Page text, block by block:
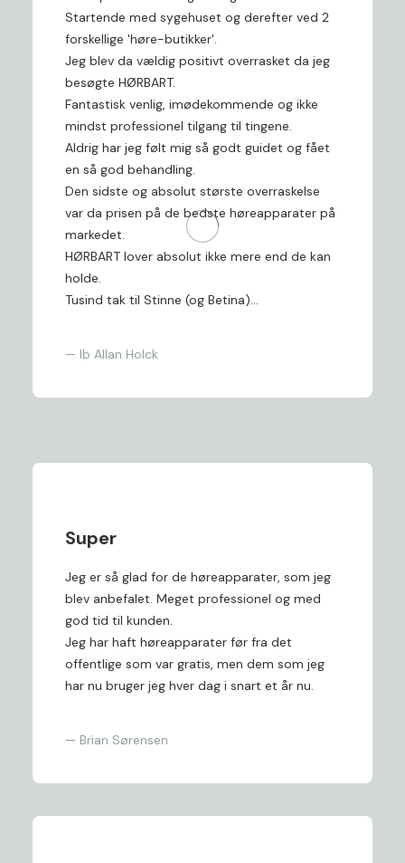
Startende med sygehuset og derefter ved 2
forskellige 'høre-butikker'.
Jeg blev da vældig positivt overrasket da jeg
besøgte HØRBART.
Fantastisk venlig, imødekommende og ikke
mindst professionel tilgang til tingene.
Aldrig har jeg følt mig så godt guidet og fået
en så god behandling.
Den sidste og absolut største overraskelse
var da prisen på de bedste høreapparater på
markedet.
HØRBART lover absolut ikke mere end de kan
holde.
Tusind tak til Stinne (og Betina)...
— Ib Allan Holck
Super
Jeg er så glad for de høreapparater, som jeg
blev anbefalet. Meget professionel og med
god tid til kunden.
Jeg har haft høreapparater før fra det
offentlige som var gratis, men dem som jeg
har nu bruger jeg hver dag i snart et år nu.
— Brian Sørensen